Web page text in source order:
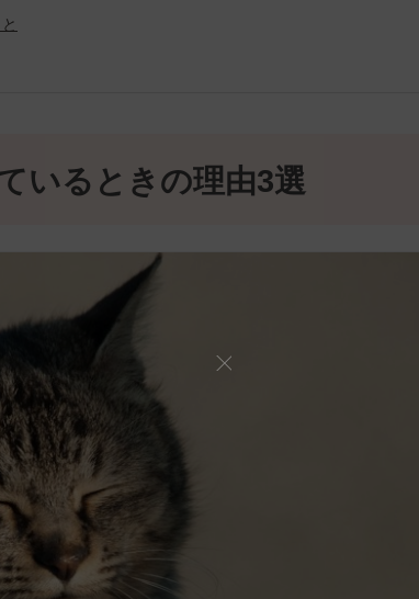
いるときの理由3選